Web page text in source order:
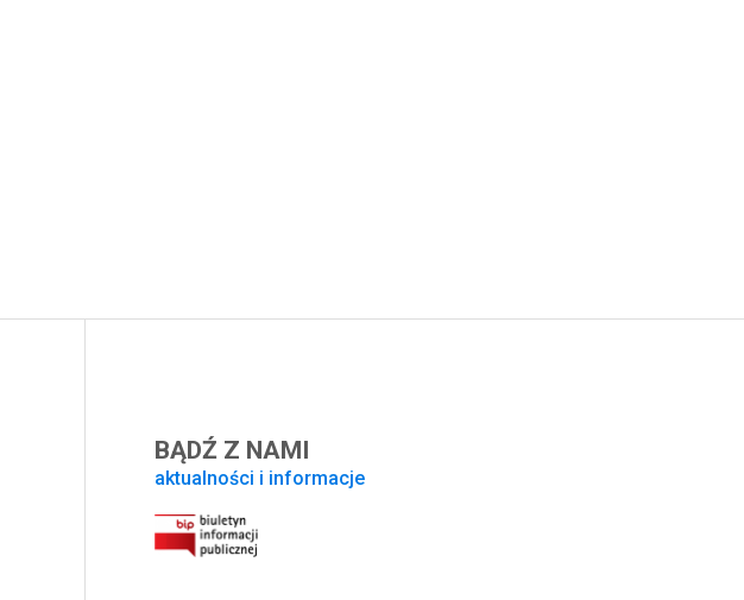
BĄDŹ Z NAMI
aktualności i informacje